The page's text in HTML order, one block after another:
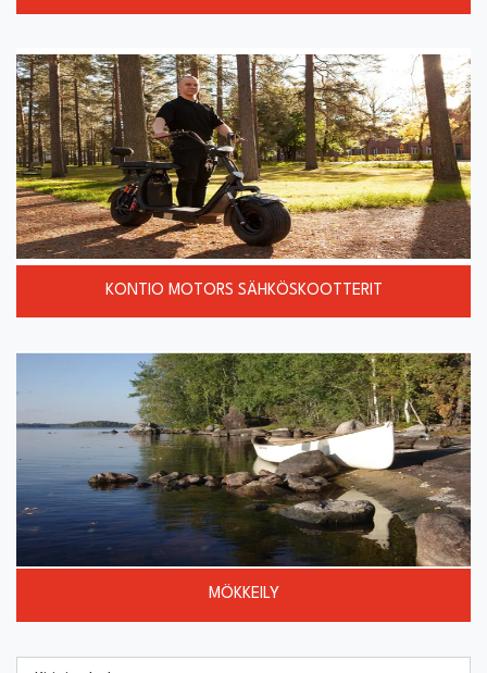
KONTIO MOTORS SÄHKÖSKOOTTERIT
MÖKKEILY